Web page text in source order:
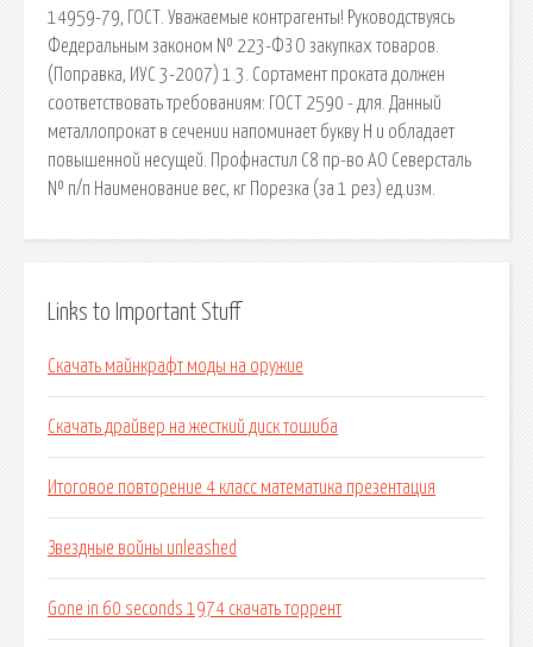
14959-79, ГОСТ. Уважаемые контрагенты! Руководствуясь
Федеральным законом № 223-ФЗ О закупках товаров.
(Поправка, ИУС 3-2007) 1.3. Сортамент проката должен
соответствовать требованиям: ГОСТ 2590 - для. Данный
металлопрокат в сечении напоминает букву Н и обладает
повышенной несущей. Профнастил С8 пр-во АО Северсталь
№ п/п Наименование вес, кг Порезка (за 1 рез) ед.изм.
Links to Important Stuff
Скачать майнкрафт моды на оружие
Скачать драйвер на жесткий диск тошиба
Итоговое повторение 4 класс математика презентация
Звездные войны unleashed
Gone in 60 seconds 1974 скачать торрент